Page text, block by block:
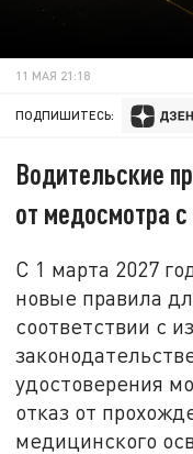
11 МАЯ 21:18
ПОДПИШИТЕСЬ:
Водительские
от медосмотра
С 1 марта 2027
новые правила
соответствии с
удостоверения
отказ от
медицинского